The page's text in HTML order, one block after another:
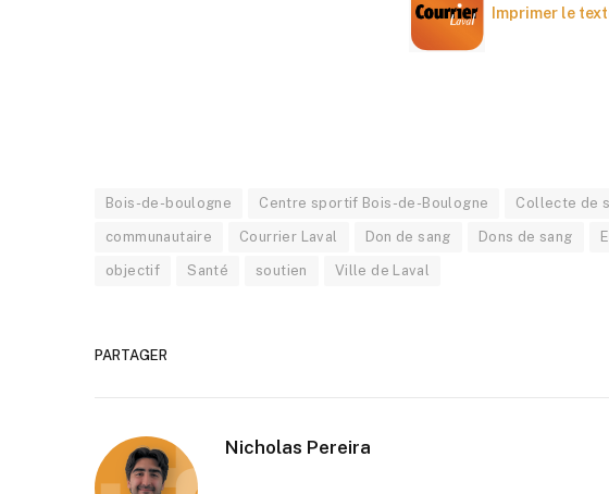
Imprimer le
Bois-de-boulogne Centre sportif Bois-de-Boulogne Collecte de
communautaire Courrier Laval Don de sang Dons de sang
objectif Santé soutien Ville de Laval
PARTAGER
Nicholas Pereira